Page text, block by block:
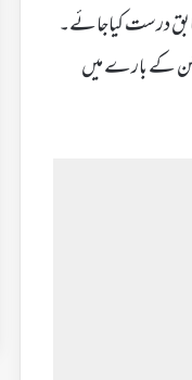
علامت کو نامناسب استعمال پر امتناع کے قانون2005 کے مطابق درست کیاجائے۔
کے بارے میں